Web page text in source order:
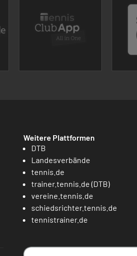
Weitere Plattformen
DTB
Landesverbände
tennis.de
trainer.tennis.de (DTB)
vereine.tennis.de
schiedsrichter.tennis.de
tennistrainer.de